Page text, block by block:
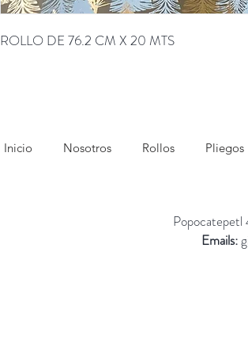
ROLLO DE 76.2 CM X 20 MTS
Inicio Nosotros Rollos Pliegos
Popocatepetl
Emails: